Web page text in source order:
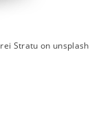
Stratu on unsplash